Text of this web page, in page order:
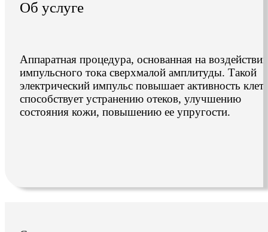
Об услуге
Аппаратная процедура, основанная на воздействии
импульсного тока сверхмалой амплитуды. Такой
электрический импульс повышает активность
способствует устранению отеков, улучшению
состояния кожи, повышению ее упругости.